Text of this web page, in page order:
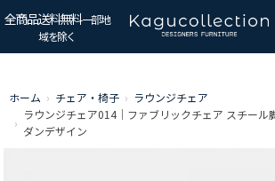
全商品送料無料一部地
域を除く
ホーム › チェア・椅子 › ラウンジチェア
›
ラウンジチェア014｜ファブリックチェア スチール
ダンデザイン